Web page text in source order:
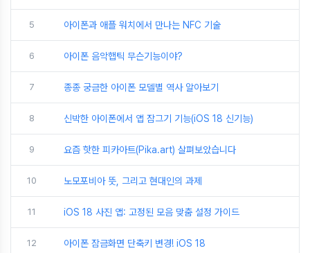
5 아이폰과 애플 워치에서 만나는 NFC 기술
6 아이폰 음악햅틱 무슨기능이야?
7 종종 궁금한 아이폰 모델별 역사 알아보기
8 신박한 아이폰에서 앱 잠그기 기능(iOS 18 신기능)
9 요즘 핫한 피카아트(Pika.art) 살펴보았습니다
10 노모포비아 뜻, 그리고 현대인의 과제
11 iOS 18 사진 앱: 고정된 모음 맞춤 설정 가이드
12 아이폰 잠금화면 단축키 변경! iOS 18